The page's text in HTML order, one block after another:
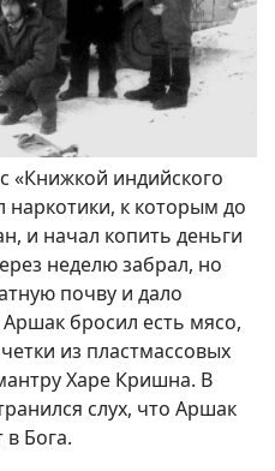
«Книжкой индийского
к которым до
и начал копить деньги
неделю забрал, но
почву и дало
бросил есть мясо,
из пластмассовых
Харе Кришна. В
слух, что Аршак
Бога.